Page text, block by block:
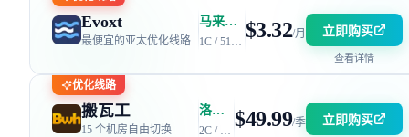
Evoxt
最便宜的亚太优化线路
马来西亚 | 电信 GIA + 联通 9929 | 优惠码：AFF2377-DEV $3.32/月 立即购买
查看详情
优化线路
搬瓦工
15 个机房自由切换
洛杉矶 DC6 机房 | 电信 / 联通 CN2 GIA + 移动 CMIN2 $49.99/季 立即购买